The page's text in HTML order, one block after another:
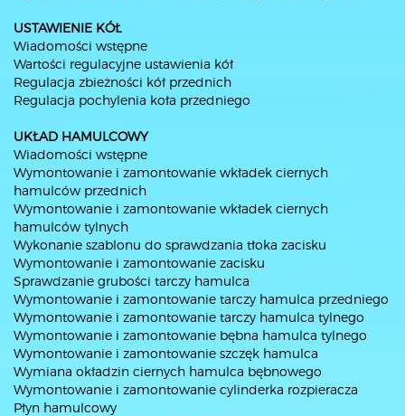
USTAWIENIE KÓŁ
Wiadomości wstępne
Wartości regulacyjne ustawienia kół
Regulacja zbieżności kół przednich
Regulacja pochylenia koła przedniego
UKŁAD HAMULCOWY
Wiadomości wstępne
Wymontowanie i zamontowanie wkładek ciernych
hamulców przednich
Wymontowanie i zamontowanie wkładek ciernych
hamulców tylnych
Wykonanie szablonu do sprawdzania tłoka zacisku
Wymontowanie i zamontowanie zacisku
Sprawdzanie grubości tarczy hamulca
Wymontowanie i zamontowanie tarczy hamulca przedniego
Wymontowanie i zamontowanie tarczy hamulca tylnego
Wymontowanie i zamontowanie bębna hamulca tylnego
Wymontowanie i zamontowanie szczęk hamulca
Wymiana okładzin ciernych hamulca bębnowego
Wymontowanie i zamontowanie cylinderka rozpieracza
Płyn hamulcowy